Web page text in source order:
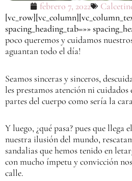
febrero 7, 2022
spacing_heading_tab=»»
poco queremos y cuidamos
aguantan todo el día!
Seamos sinceras y sinceros,
les prestamos atención ni
partes del cuerpo como sería la
Y luego, ¿qué pasa? pues que llega
nuestra ilusión del mundo,
sandalias que hemos tenido en
con mucho ímpetu y convicción
calle.